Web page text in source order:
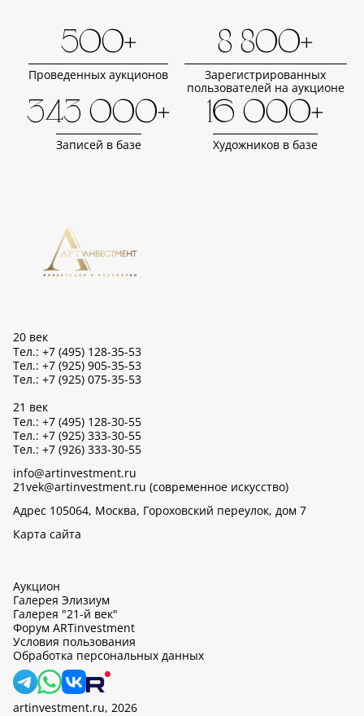
500+
Проведенных аукционов
8 800+
Зарегистрированных
пользователей на аукционе
343 000+
Записей в базе
16 000+
Художников в базе
20 век
Тел.: +7 (495) 128-35-53
Тел.: +7 (925) 905-35-53
Тел.: +7 (925) 075-35-53
21 век
Тел.: +7 (495) 128-30-55
Тел.: +7 (925) 333-30-55
Тел.: +7 (926) 333-30-55
info@artinvestment.ru
21vek@artinvestment.ru (современное искусство)
Адрес 105064, Москва, Гороховский переулок, дом 7
Карта сайта
Аукцион
Галерея Элизиум
Галерея "21-й век"
Форум ARTinvestment
Условия пользования
Обработка персональных данных
artinvestment.ru, 2026